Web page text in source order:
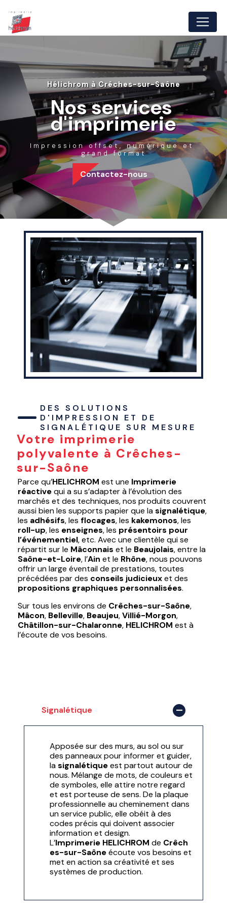
Hélichrom à Crêches-sur-Saône
Nos services
d'imprimerie
Impression offset, numérique et
grand format
Contactez-nous
DES SOLUTIONS
D'IMPRESSION ET DE
SIGNALÉTIQUE SUR MESURE
Votre imprimerie
polyvalente à Crêches-
sur-Saône
Parce qu’HELICHROM est une Imprimerie
réactivequi a su s’adapter à l’évolution des
marchés et des techniques, nos produits couvrent
aussi bien les supports papier que lasignalétique,
les adhésifs, les flocages, les kakemonos, les
roll-up, les enseignes, les présentoirs pour
l’événementiel, etc. Avec une clientèle qui se
répartit sur le Mâconnais et le Beaujolais, entre la
Saône-et-Loire, l’Ain et le Rhône, nous pouvons
offrir un large éventail de prestations, toutes
précédées par des conseils judicieuxet des
propositions graphiques personnalisées.
Sur tous les environs de Crêches-sur-Saône,
Mâcon, Belleville, Beaujeu,Villié-Morgon,
Châtillon-sur-Chalaronne, HELICHROM est à
l’écoute de vos besoins.
Signalétique
Apposée sur des murs, au sol ou sur
des panneaux pour informer et guider,
lasignalétiqueest partout autour de
nous. Mélange de mots, de couleurs et
de symboles, elle attire notre regard
et est porteuse de sens. De la plaque
professionnelle au cheminement dans
un service public, elle obéit à des
codes précis qui doivent associer
information et design.
L’Imprimerie HELICHROM de Crêch
es-sur-Saôneécoute vos besoins et
met en action sa créativité et ses
systèmes de production.